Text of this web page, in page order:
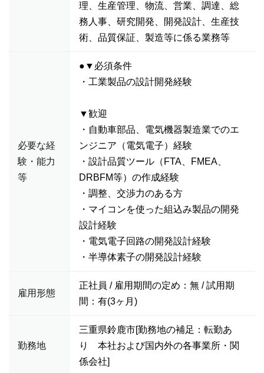
理、生産管理、物流、営業、調達、総
務人事、研究開発、開発設計、生産技
術、品質保証、製造等に係る業務等
必要な経
験・能力
等
●▼必須条件
・工業製品の設計開発経験
▼歓迎
・自動車部品、電気機器製造業でのエ
ンジニア（電気電子）経験
・設計品質ツール（FTA、FMEA、
DRBFM等）の作成経験
・調整、交渉力のある方
・マイコンを使った組込み製品の開発
設計経験
・電気電子回路の開発設計経験
・半導体素子の開発設計経験
雇用形態
正社員 / 雇用期間の定め：無 / 試用期
間：有(3ヶ月)
勤務地
三重県鈴鹿市[勤務地の補足：転勤あ
り 本社および国内外の各事業所・関
係会社]